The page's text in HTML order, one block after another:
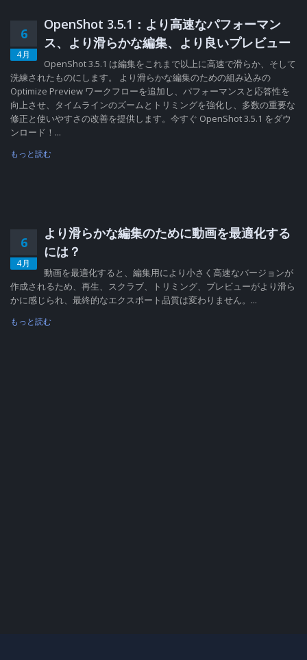
6
4月
OpenShot 3.5.1：より高速なパフォーマン
ス、より滑らかな編集、より良いプレビュー
OpenShot 3.5.1 は編集をこれまで以上に高速で滑らか、そして
洗練されたものにします。 より滑らかな編集のための組み込みの
Optimize Preview ワークフローを追加し、パフォーマンスと応答性を
向上させ、タイムラインのズームとトリミングを強化し、多数の重要な
修正と使いやすさの改善を提供します。今すぐ OpenShot 3.5.1 をダウ
ンロード！...
もっと読む
6
4月
より滑らかな編集のために動画を最適化する
には？
動画を最適化すると、編集用により小さく高速なバージョンが
作成されるため、再生、スクラブ、トリミング、プレビューがより滑ら
かに感じられ、最終的なエクスポート品質は変わりません。...
もっと読む